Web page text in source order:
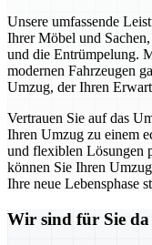
Unsere umfassende
Ihrer Möbel und
und die Entrümpelung.
modernen Fahrzeugen
Umzug, der Ihren
Vertrauen Sie auf das
Ihren Umzug zu einem
und flexiblen Lösungen
können Sie Ihren
Ihre neue Lebensphase
Wir sind für Sie da